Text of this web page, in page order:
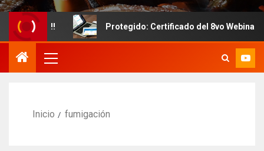
Protegido: Certificado del 8vo Webinar
Inicio fumigación